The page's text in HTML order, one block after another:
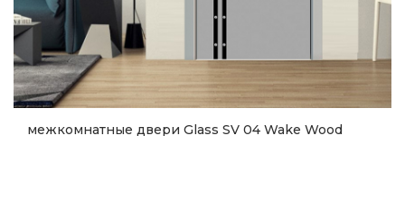
межкомнатные двери Glass SV 04 Wake Wood